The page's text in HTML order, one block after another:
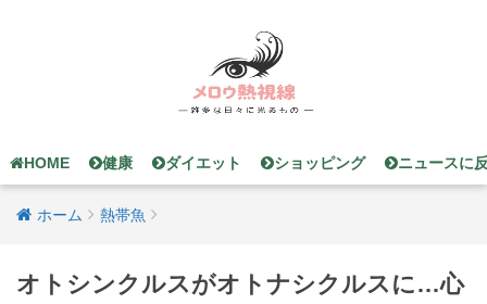
HOME 健康 ダイエット ショッピング ニュースに
ホーム 熱帯魚
オトシンクルスがオトナシクルスに…心